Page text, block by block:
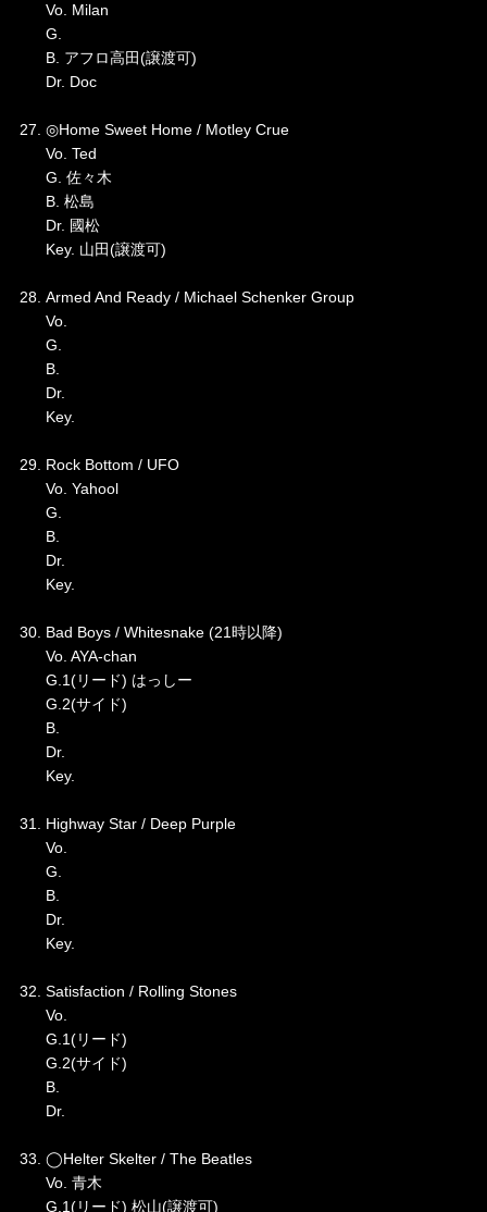
Vo. Milan
G.
B. アフロ高田(譲渡可)
Dr. Doc
27. ◎Home Sweet Home / Motley Crue
Vo. Ted
G. 佐々木
B. 松島
Dr. 國松
Key. 山田(譲渡可)
28. Armed And Ready / Michael Schenker Group
Vo.
G.
B.
Dr.
Key.
29. Rock Bottom / UFO
Vo. Yahool
G.
B.
Dr.
Key.
30. Bad Boys / Whitesnake (21時以降)
Vo. AYA-chan
G.1(リード) はっしー
G.2(サイド)
B.
Dr.
Key.
31. Highway Star / Deep Purple
Vo.
G.
B.
Dr.
Key.
32. Satisfaction / Rolling Stones
Vo.
G.1(リード)
G.2(サイド)
B.
Dr.
33. ◯Helter Skelter / The Beatles
Vo. 青木
G.1(リード) 松山(譲渡可)